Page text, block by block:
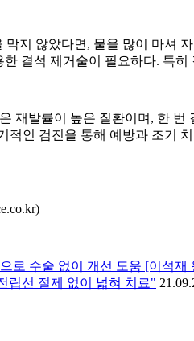
지 않았다면, 물을 많이 마셔
결석 제거술이 필요하다. 특
재발률이 높은 질환이며, 한
적인 검진을 통해 예방과 조기
로 수술 없이 개선 도움 [이석재
립선 절제 없이 넓혀 치료"